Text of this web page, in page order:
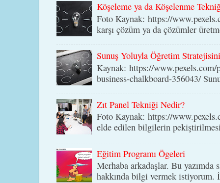
Köşeleme ya da Köşelenme
Foto Kaynak: https://
karşı çözüm ya da çözümler
Sunuş Yoluyla Öğretim
Kaynak: https://
business-chalkboard-356043/
Zıt Panel Tekniği Nedir?
Foto Kaynak: https://
elde edilen bilgilerin
Eğitim Programı Ögeleri
Merhaba arkadaşlar. Bu
hakkında bilgi vermek